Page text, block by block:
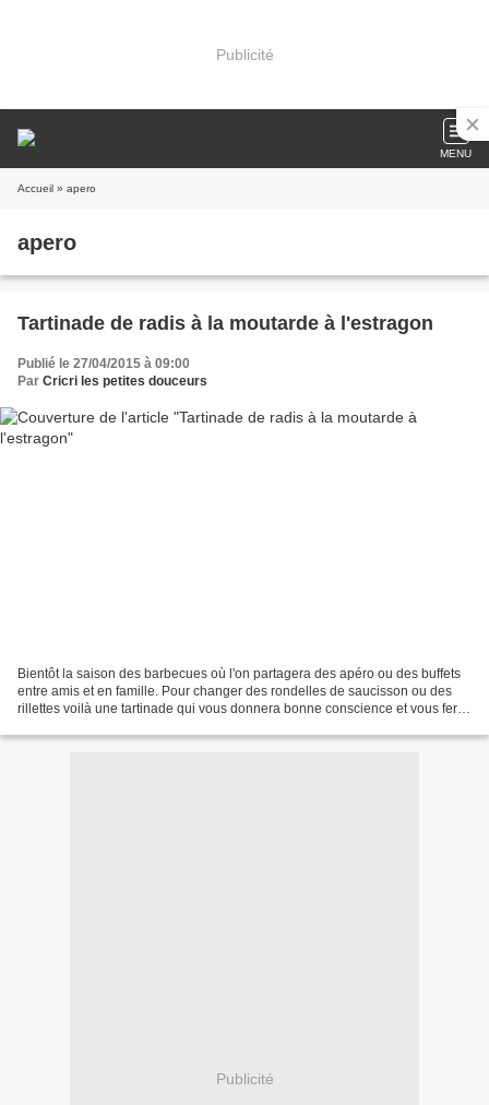
Publicité
MENU
Accueil » apero
apero
Tartinade de radis à la moutarde à l'estragon
Publié le 27/04/2015 à 09:00
Par Cricri les petites douceurs
Bientôt la saison des barbecues où l'on partagera des apéro ou des buffets
entre amis et en famille. Pour changer des rondelles de saucisson ou des
rillettes voilà une tartinade qui vous donnera bonne conscience et vous fera
Publicité